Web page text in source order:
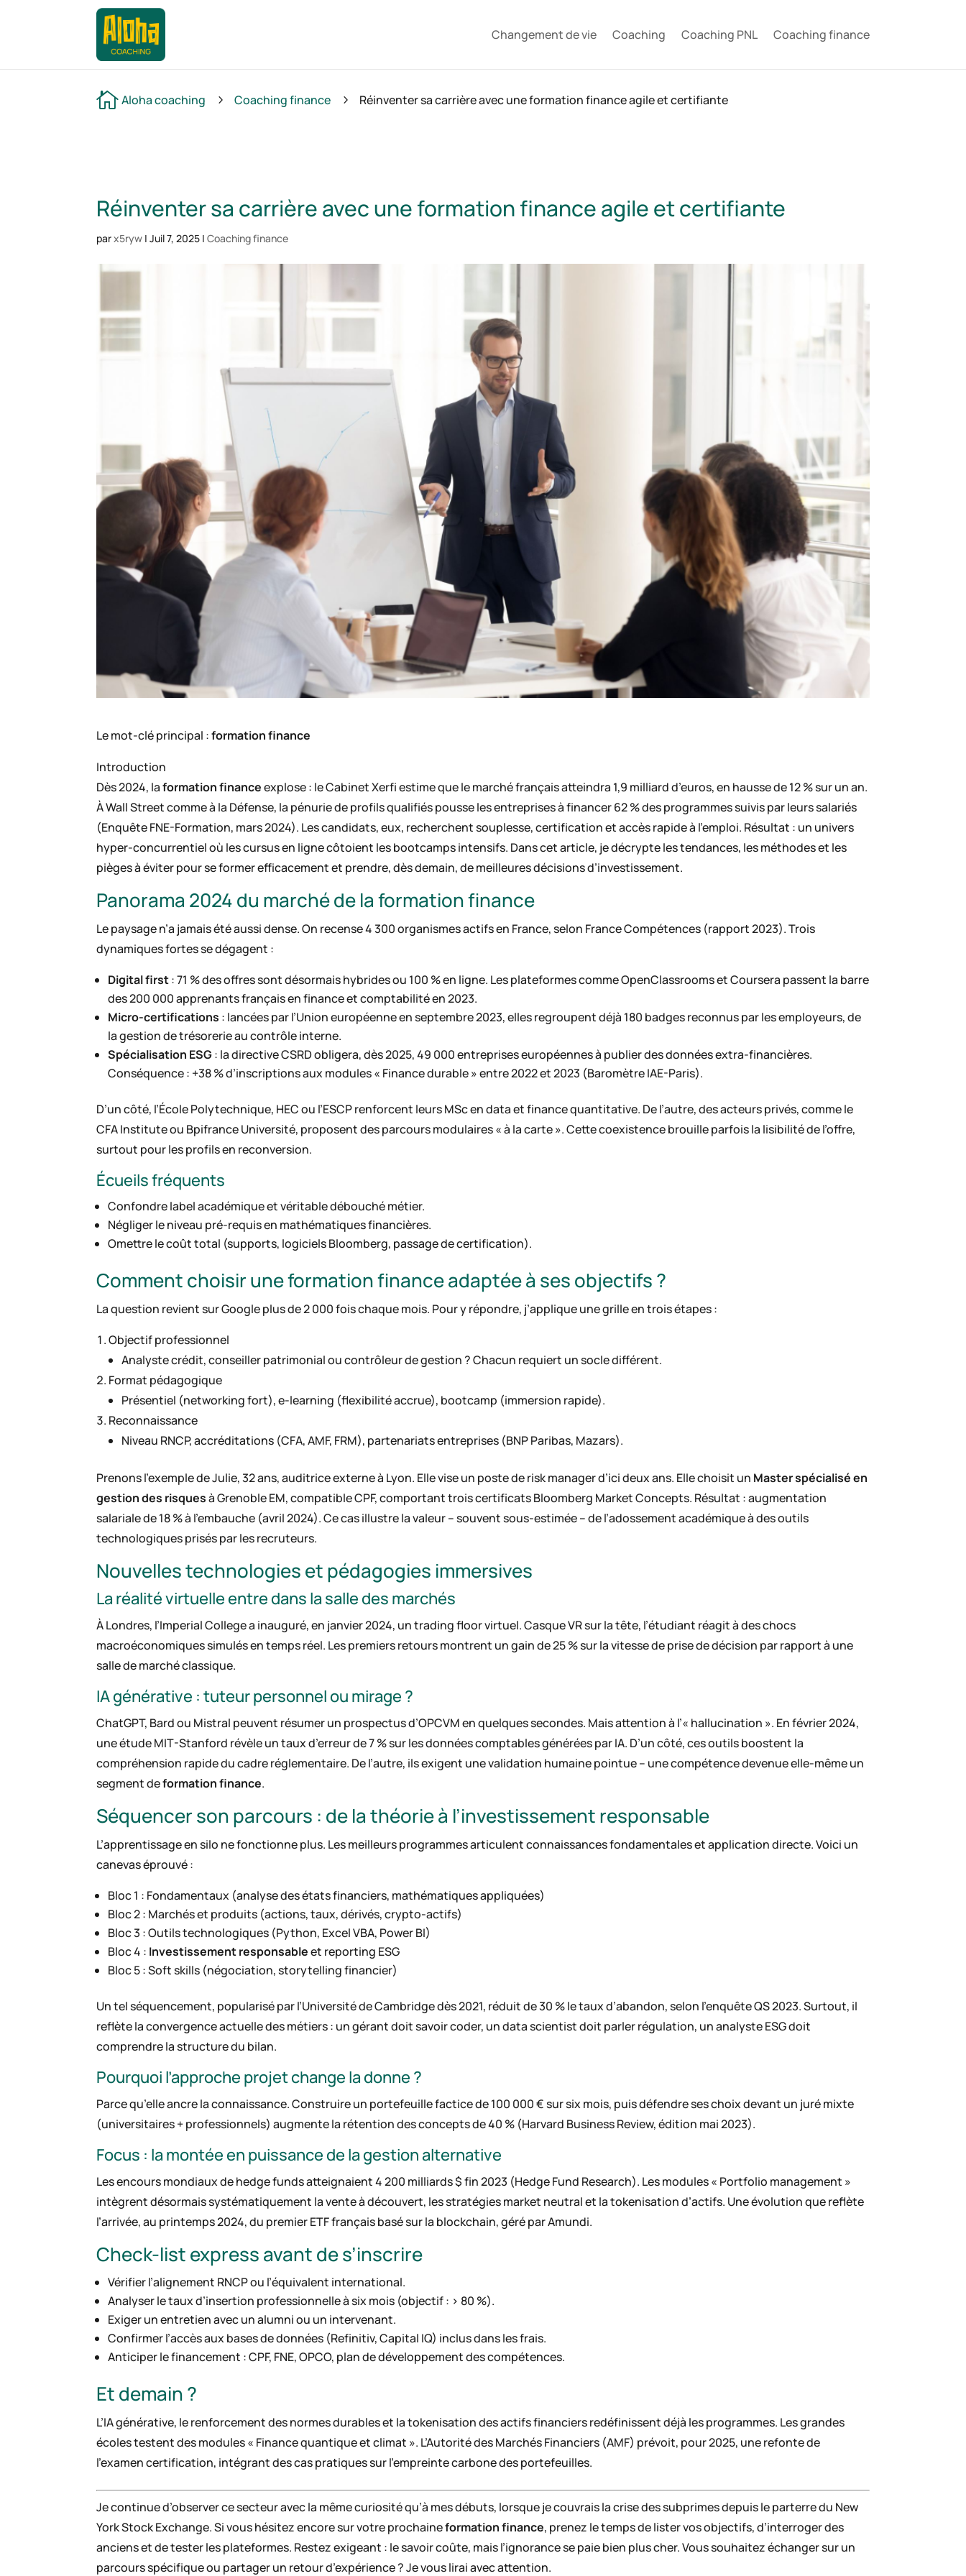
Changement de vie Coaching Coaching PNL Coaching finance
 Aloha coaching 5 Coaching finance 5 Réinventer sa carrière avec une formation finance agile et certifiante
Réinventer sa carrière avec une formation finance agile et certifiante
parx5ryw |Juil 7, 2025 |Coaching finance
Le mot-clé principal :formation finance
Introduction
Dès 2024, laformation financeexplose : le Cabinet Xerfi estime que le marché français atteindra 1,9 milliard d’euros, en hausse de 12 % sur un an.
À Wall Street comme à la Défense, la pénurie de profils qualifiés pousse les entreprises à financer 62 % des programmes suivis par leurs salariés
(Enquête FNE-Formation, mars 2024). Les candidats, eux, recherchent souplesse, certification et accès rapide à l’emploi. Résultat : un univers
hyper-concurrentiel où les cursus en ligne côtoient les bootcamps intensifs. Dans cet article, je décrypte les tendances, les méthodes et les
pièges à éviter pour se former efficacement et prendre, dès demain, de meilleures décisions d’investissement.
Panorama 2024 du marché de la formation finance
Le paysage n’a jamais été aussi dense. On recense 4 300 organismes actifs en France, selon France Compétences (rapport 2023). Trois
dynamiques fortes se dégagent :
Digital first: 71 % des offres sont désormais hybrides ou 100 % en ligne. Les plateformes comme OpenClassrooms et Coursera passent la barre
des 200 000 apprenants français en finance et comptabilité en 2023.
Micro-certifications : lancées par l’Union européenne en septembre 2023, elles regroupent déjà 180 badges reconnus par les employeurs, de
la gestion de trésorerie au contrôle interne.
Spécialisation ESG: la directive CSRD obligera, dès 2025, 49 000 entreprises européennes à publier des données extra-financières.
Conséquence : +38 % d’inscriptions aux modules « Finance durable » entre 2022 et 2023 (Baromètre IAE-Paris).
D’un côté, l’École Polytechnique, HEC ou l’ESCP renforcent leurs MSc en data et finance quantitative. De l’autre, des acteurs privés, comme le
CFA Institute ou Bpifrance Université, proposent des parcours modulaires « à la carte ». Cette coexistence brouille parfois la lisibilité de l’offre,
surtout pour les profils en reconversion.
Écueils fréquents
Confondre label académique et véritable débouché métier.
Négliger le niveau pré-requis en mathématiques financières.
Omettre le coût total (supports, logiciels Bloomberg, passage de certification).
Comment choisir une formation finance adaptée à ses objectifs ?
La question revient sur Google plus de 2 000 fois chaque mois. Pour y répondre, j’applique une grille en trois étapes :
Objectif professionnel
Analyste crédit, conseiller patrimonial ou contrôleur de gestion ? Chacun requiert un socle différent.
Format pédagogique
Présentiel (networking fort), e-learning (flexibilité accrue), bootcamp (immersion rapide).
Reconnaissance
Niveau RNCP, accréditations (CFA, AMF, FRM), partenariats entreprises (BNP Paribas, Mazars).
Prenons l’exemple de Julie, 32 ans, auditrice externe à Lyon. Elle vise un poste de risk manager d’ici deux ans. Elle choisit un Master spécialisé en
gestion des risquesà Grenoble EM, compatible CPF, comportant trois certificats Bloomberg Market Concepts. Résultat : augmentation
salariale de 18 % à l’embauche (avril 2024). Ce cas illustre la valeur – souvent sous-estimée – de l’adossement académique à des outils
technologiques prisés par les recruteurs.
Nouvelles technologies et pédagogies immersives
La réalité virtuelle entre dans la salle des marchés
À Londres, l’Imperial College a inauguré, en janvier 2024, un trading floor virtuel. Casque VR sur la tête, l’étudiant réagit à des chocs
macroéconomiques simulés en temps réel. Les premiers retours montrent un gain de 25 % sur la vitesse de prise de décision par rapport à une
salle de marché classique.
IA générative : tuteur personnel ou mirage ?
ChatGPT, Bard ou Mistral peuvent résumer un prospectus d’OPCVM en quelques secondes. Mais attention à l’« hallucination ». En février 2024,
une étude MIT-Stanford révèle un taux d’erreur de 7 % sur les données comptables générées par IA. D’un côté, ces outils boostent la
compréhension rapide du cadre réglementaire. De l’autre, ils exigent une validation humaine pointue – une compétence devenue elle-même un
segment deformation finance.
Séquencer son parcours : de la théorie à l’investissement responsable
L’apprentissage en silo ne fonctionne plus. Les meilleurs programmes articulent connaissances fondamentales et application directe. Voici un
canevas éprouvé :
Bloc 1 : Fondamentaux (analyse des états financiers, mathématiques appliquées)
Bloc 2 : Marchés et produits (actions, taux, dérivés, crypto-actifs)
Bloc 3 : Outils technologiques (Python, Excel VBA, Power BI)
Bloc 4 : Investissement responsableet reporting ESG
Bloc 5 : Soft skills (négociation, storytelling financier)
Un tel séquencement, popularisé par l’Université de Cambridge dès 2021, réduit de 30 % le taux d’abandon, selon l’enquête QS 2023. Surtout, il
reflète la convergence actuelle des métiers : un gérant doit savoir coder, un data scientist doit parler régulation, un analyste ESG doit
comprendre la structure du bilan.
Pourquoi l’approche projet change la donne ?
Parce qu’elle ancre la connaissance. Construire un portefeuille factice de 100 000 € sur six mois, puis défendre ses choix devant un juré mixte
(universitaires + professionnels) augmente la rétention des concepts de 40 % (Harvard Business Review, édition mai 2023).
Focus : la montée en puissance de la gestion alternative
Les encours mondiaux de hedge funds atteignaient 4 200 milliards $ fin 2023 (Hedge Fund Research). Les modules « Portfolio management »
intègrent désormais systématiquement la vente à découvert, les stratégies market neutral et la tokenisation d’actifs. Une évolution que reflète
l’arrivée, au printemps 2024, du premier ETF français basé sur la blockchain, géré par Amundi.
Check-list express avant de s’inscrire
Vérifier l’alignement RNCP ou l’équivalent international.
Analyser le taux d’insertion professionnelle à six mois (objectif : > 80 %).
Exiger un entretien avec un alumni ou un intervenant.
Confirmer l’accès aux bases de données (Refinitiv, Capital IQ) inclus dans les frais.
Anticiper le financement : CPF, FNE, OPCO, plan de développement des compétences.
Et demain ?
L’IA générative, le renforcement des normes durables et la tokenisation des actifs financiers redéfinissent déjà les programmes. Les grandes
écoles testent des modules « Finance quantique et climat ». L’Autorité des Marchés Financiers (AMF) prévoit, pour 2025, une refonte de
l’examen certification, intégrant des cas pratiques sur l’empreinte carbone des portefeuilles.
Je continue d’observer ce secteur avec la même curiosité qu’à mes débuts, lorsque je couvrais la crise des subprimes depuis le parterre du New
York Stock Exchange. Si vous hésitez encore sur votre prochaineformation finance, prenez le temps de lister vos objectifs, d’interroger des
anciens et de tester les plateformes. Restez exigeant : le savoir coûte, mais l’ignorance se paie bien plus cher. Vous souhaitez échanger sur un
parcours spécifique ou partager un retour d’expérience ? Je vous lirai avec attention.